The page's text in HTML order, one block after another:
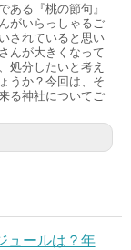
ある『桃の節句』
がいらっしゃるご
されていると思い
んが大きくなって
処分したいと考え
うか？今回は、そ
る神社についてご
ュールは？年